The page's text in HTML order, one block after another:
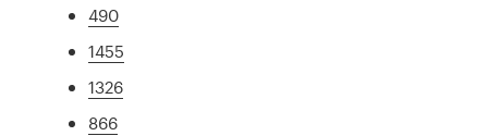
490
1455
1326
866